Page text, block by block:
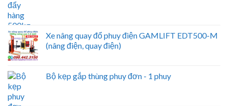
Xe nâng quay đổ phuy điện GAMLIFT EDT500-M
(nâng điện, quay điện)
Bộ kẹp gắp thùng phuy đơn - 1 phuy